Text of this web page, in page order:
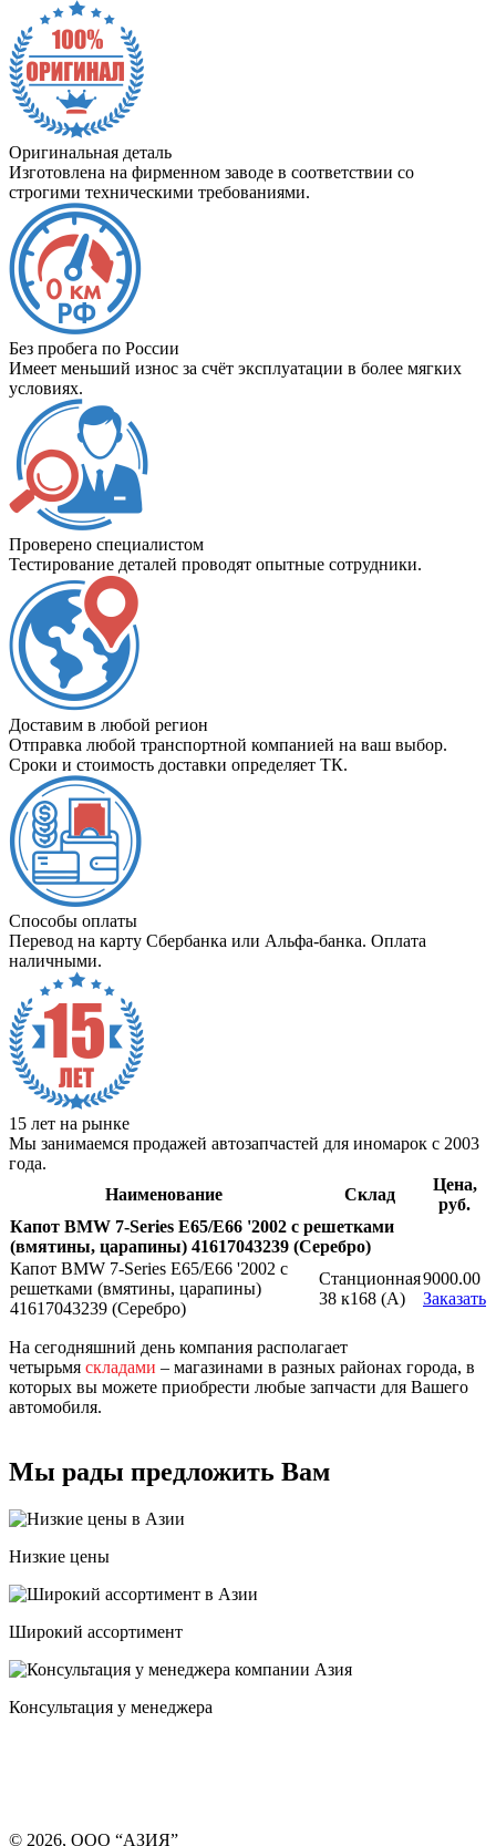
Оригинальная деталь
Изготовлена на фирменном заводе в соответствии со
строгими техническими требованиями.
Без пробега по России
Имеет меньший износ за счёт эксплуатации в более мягких
условиях.
Проверено специалистом
Тестирование деталей проводят опытные сотрудники.
Доставим в любой регион
Отправка любой транспортной компанией на ваш выбор.
Сроки и стоимость доставки определяет ТК.
Способы оплаты
Перевод на карту Сбербанка или Альфа-банка. Оплата
наличными.
15 лет на рынке
Мы занимаемся продажей автозапчастей для иномарок с 2003
года.
Наименование
Склад
Цена,
руб.
Капот BMW 7-Series E65/E66 '2002 с решетками
(вмятины, царапины) 41617043239 (Серебро)
Капот BMW 7-Series E65/E66 '2002 с
решетками (вмятины, царапины)
41617043239 (Серебро)
Станционная
38 к168 (A)
9000.00
Заказать
На сегодняшний день компания располагает
четырьмя складами – магазинами в разных районах города, в
которых вы можете приобрести любые запчасти для Вашего
автомобиля.
Мы рады предложить Вам
Низкие цены
Широкий ассортимент
Консультация у менеджера
© 2026, ООО “АЗИЯ”